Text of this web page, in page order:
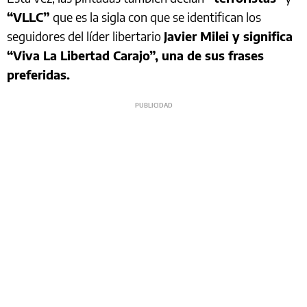
“VLLC” que es la sigla con que se identifican los
seguidores del líder libertario Javier Milei y significa
“Viva La Libertad Carajo”, una de sus frases
preferidas.